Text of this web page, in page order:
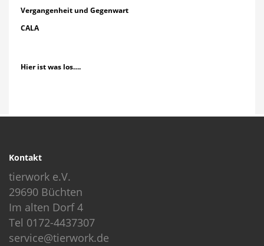
Vergangenheit und Gegenwart
CALA
Hier ist was los….
Kontakt
tierwork e.V.
29690 Büchten
Im alten Dorf 4
Tel 0172-4437307
service@tierwork.de